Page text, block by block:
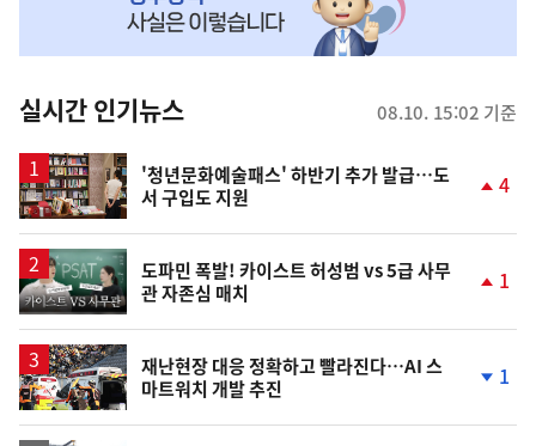
뉴
스
실시간 인기뉴스 08.10. 15:02 기준
'청년문화예술패스' 하반기 추가 발급…도
서 구입도 지원
계
4
영
상
도파민 폭발! 카이스트 허성범 vs 5급 사무
관 자존심 매치
계
1
재난현장 대응 정확하고 빨라진다…AI 스
마트워치 개발 추진
계
1